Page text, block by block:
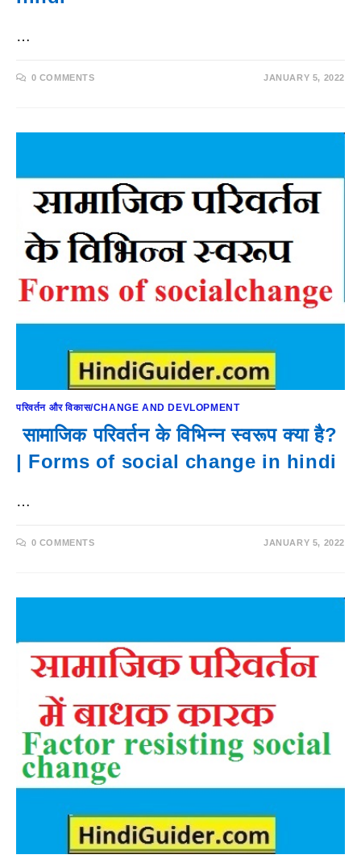
…
0 COMMENTS JANUARY 5, 2022
परिवर्तन और विकास/CHANGE AND DEVLOPMENT
सामाजिक परिवर्तन के विभिन्न स्वरूप क्या है?
| Forms of social change in hindi
…
0 COMMENTS JANUARY 5, 2022